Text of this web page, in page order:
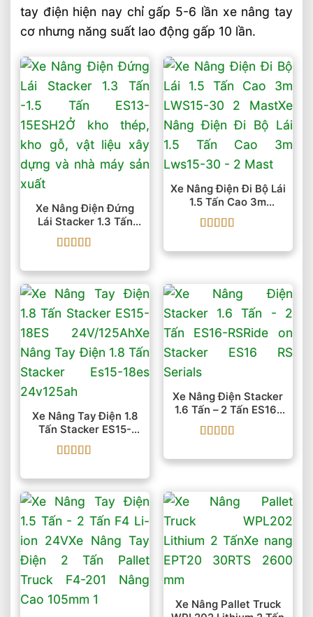
tay điện hiện nay chỉ gấp 5-6 lần xe nâng tay
cơ nhưng năng suất lao động gấp 10 lần.
Xe Nâng Điện Đứng
Lái Stacker 1.3 Tấn
-1.5 Tấn ES13-15ESH2
hạng55 sao
Xe Nâng Điện Đi Bộ Lái
1.5 Tấn Cao 3m
LWS15-30 2 Mast
hạng55 sao
Xe Nâng Tay Điện 1.8
Tấn Stacker ES15-
18ES 24V/125Ah
hạng55 sao
Xe Nâng Điện Stacker
1.6 Tấn – 2 Tấn ES16-
RS
hạng55 sao
Xe Nâng Pallet Truck